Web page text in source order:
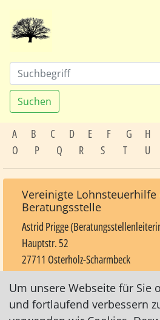
Suchen
A B C D E F G H
O
P Q R S T U
Vereinigte Lohnsteuerhilfe
Beratungsstelle
Astrid Prigge
Hauptstr. 52
27711 Osterholz-Scharmbeck
Tel.: 04791/92280
Fax: 04791/922828
astrid.prigge@vlh.de
Um unsere Webseite für Sie
und fortlaufend verbessern